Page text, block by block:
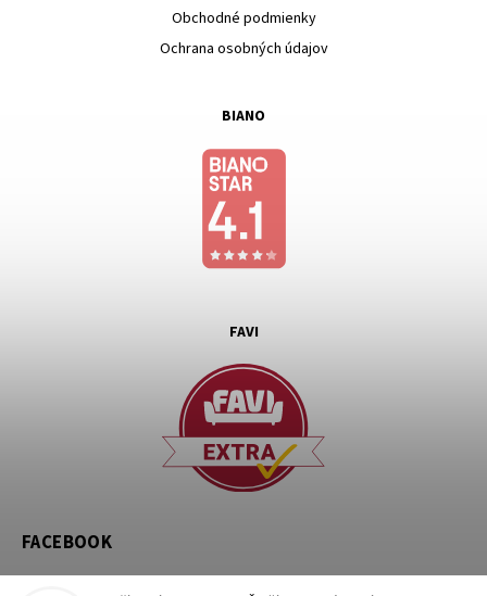
Obchodné podmienky
Ochrana osobných údajov
BIANO
FAVI
FACEBOOK